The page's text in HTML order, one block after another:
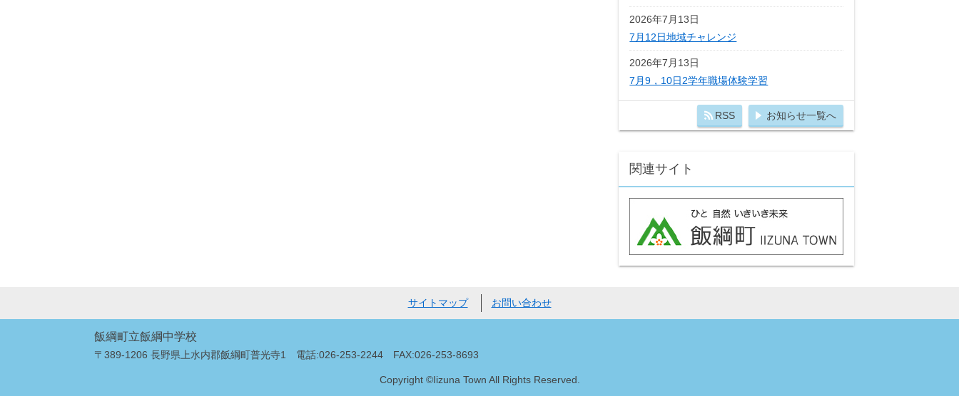
2026年7月13日
7月12日地域チャレンジ
2026年7月13日
7月9，10日2学年職場体験学習
RSS お知らせ一覧へ
関連サイト
サイトマップ お問い合わせ
飯綱町立飯綱中学校
〒389-1206 長野県上水内郡飯綱町普光寺1 電話:026-253-2244 FAX:026-253-8693
Copyright ©Iizuna Town All Rights Reserved.